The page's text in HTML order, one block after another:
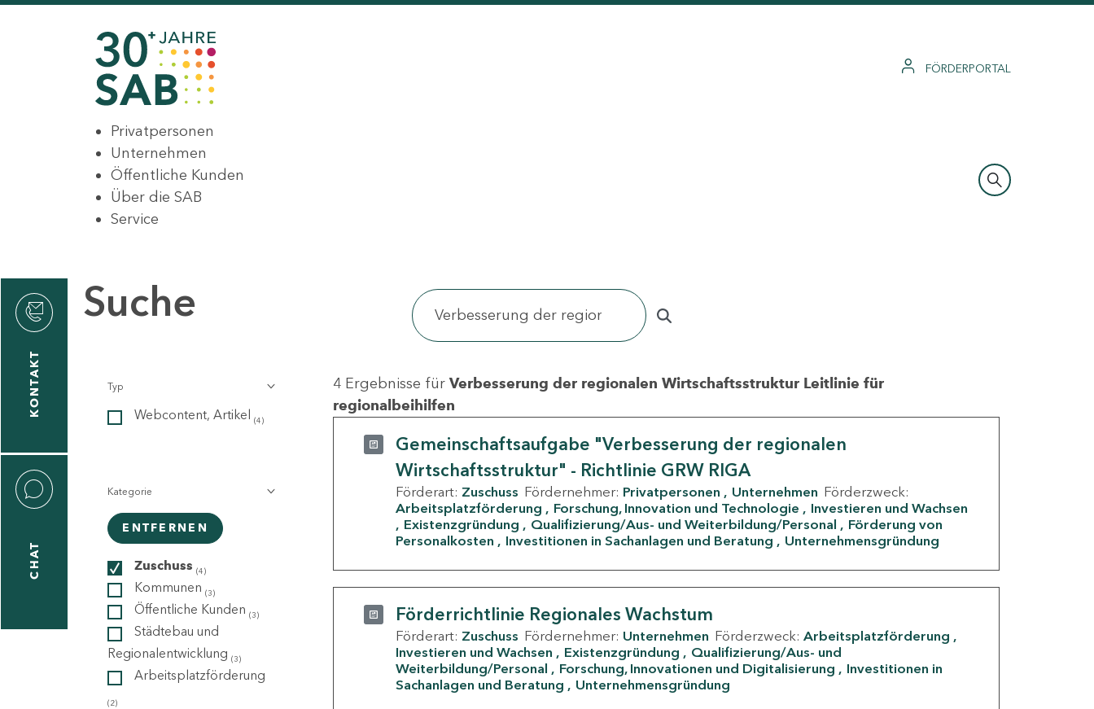
FÖRDERPORTAL
Privatpersonen
Unternehmen
Öffentliche Kunden
Über die SAB
Service
KONTAKT
CHAT
Suche
Typ
Webcontent, Artikel (4)
Kategorie
ENTFERNEN
Zuschuss (4)
Kommunen (3)
Öffentliche Kunden (3)
Städtebau und
Regionalentwicklung (3)
Arbeitsplatzförderung
(2)
4 Ergebnisse für Verbesserung der regionalen Wirtschaftsstruktur Leitlinie für
regionalbeihilfen
Gemeinschaftsaufgabe "Verbesserung der regionalen
Wirtschaftsstruktur" - Richtlinie GRW RIGA
Förderart: Zuschuss Fördernehmer: Privatpersonen Unternehmen Förderzweck:
Arbeitsplatzförderung
Forschung, Innovation und Technologie
Investieren und Wachsen
Existenzgründung
Qualifizierung/Aus- und Weiterbildung/Personal
Förderung von
Personalkosten
Investitionen in Sachanlagen und Beratung Unternehmensgründung
Förderrichtlinie Regionales Wachstum
Förderart: Zuschuss Fördernehmer: Unternehmen Förderzweck: Arbeitsplatzförderung
Investieren und Wachsen
Existenzgründung
Qualifizierung/Aus- und
Weiterbildung/Personal
Forschung, Innovationen und Digitalisierung
Investitionen in
Sachanlagen und Beratung
Unternehmensgründung